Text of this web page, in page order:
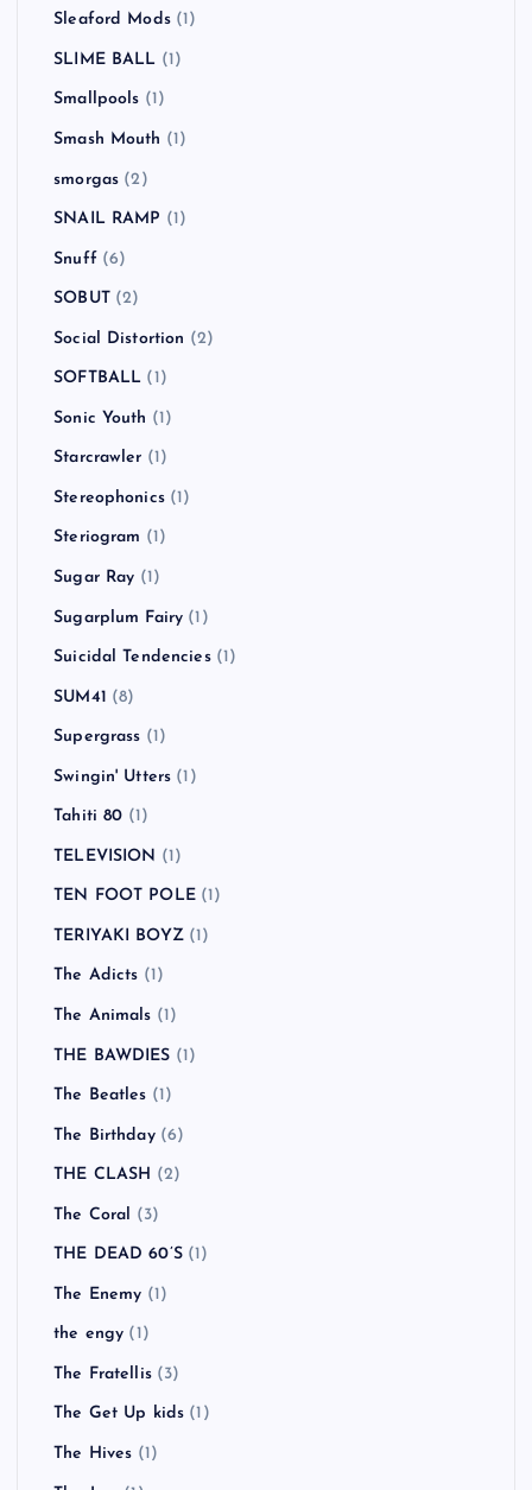
Sleaford Mods(1)
SLIME BALL (1)
Smallpools (1)
Smash Mouth (1)
smorgas (2)
SNAIL RAMP (1)
Snuff (6)
SOBUT(2)
Social Distortion (2)
SOFTBALL (1)
Sonic Youth (1)
Starcrawler (1)
Stereophonics(1)
Steriogram (1)
Sugar Ray (1)
Sugarplum Fairy (1)
Suicidal Tendencies(1)
SUM41 (8)
Supergrass (1)
Swingin' Utters (1)
Tahiti 80 (1)
TELEVISION (1)
TEN FOOT POLE(1)
TERIYAKI BOYZ(1)
The Adicts (1)
The Animals (1)
THE BAWDIES (1)
The Beatles (1)
The Birthday(6)
THE CLASH (2)
The Coral (3)
THE DEAD 60’S(1)
The Enemy (1)
the engy (1)
The Fratellis(3)
The Get Up kids (1)
The Hives (1)